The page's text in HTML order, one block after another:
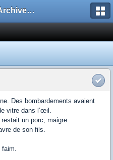
Poésie - Archives de Toute La Poésie - 2005 - 2006
Des bombardements avaient
vitre dans l’œil.
un porc, maigre.
de son fils.
faim.